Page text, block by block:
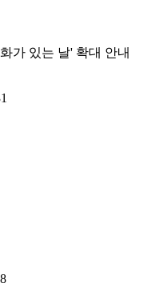
가 있는 날' 확대 안내